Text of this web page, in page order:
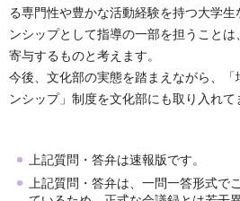
る専門性や豊かな活動経験を持つ大学
ンシップとして指導の一部を担うこと
寄与するものと考えます。
今後、文化部の実態を踏まえながら、
ンシップ」制度を文化部にも取り入れて
上記質問・答弁は速報版です。
上記質問・答弁は、一問一答形式で